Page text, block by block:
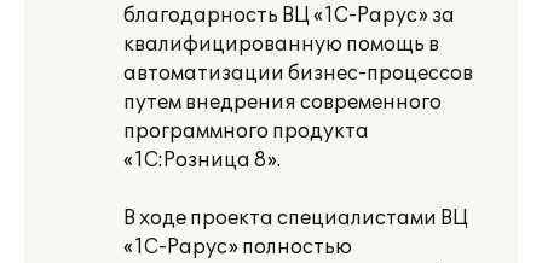
благодарность ВЦ «1С-Рарус» за
квалифицированную помощь в
автоматизации бизнес-процессов
путем внедрения современного
программного продукта
«1С:Розница 8».
В ходе проекта специалистами ВЦ
«1С-Рарус» полностью